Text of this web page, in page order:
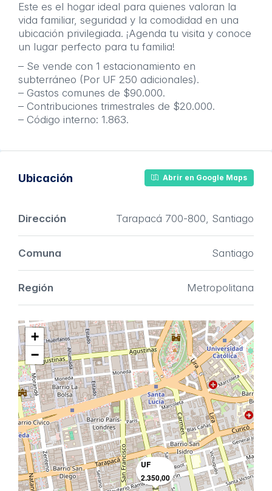
Este es el hogar ideal para quienes valoran la
vida familiar, seguridad y la comodidad en una
ubicación privilegiada. ¡Agenda tu visita y conoce
un lugar perfecto para tu familia!
– Se vende con 1 estacionamiento en
subterráneo (Por UF 250 adicionales).
– Gastos comunes de $90.000.
– Contribuciones trimestrales de $20.000.
– Código interno: 1.863.
Ubicación Abrir en Google Maps
Dirección Tarapacá 700-800, Santiago
Comuna Santiago
Región Metropolitana
UF
2.350,00
+
−